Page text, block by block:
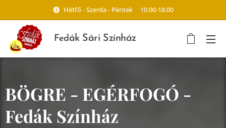
Hétfő - Szerda - Péntek 10.00-18.00
Fedák Sári Színház
BÖGRE - EGÉRFOGÓ -
Fedák Színház